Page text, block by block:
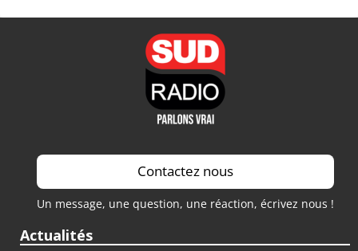
Contactez nous
Un message, une question, une réaction, écrivez nous !
Actualités